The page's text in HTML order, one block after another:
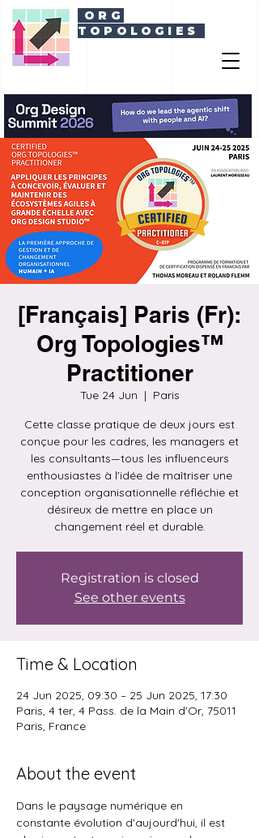
ORG
TOPOLOGIES
[Français] Paris (Fr):
Org Topologies™
Practitioner
Tue 24 Jun
  |
Paris
Cette classe pratique de deux jours est
conçue pour les cadres, les managers et
les consultants—tous les influenceurs
enthousiastes à l'idée de maîtriser une
conception organisationnelle réfléchie et
désireux de mettre en place un
changement réel et durable.
Registration is closed
See other events
Time & Location
24 Jun 2025, 09:30 – 25 Jun 2025, 17:30
Paris, 4 ter, 4 Pass. de la Main d'Or, 75011
Paris, France
About the event
Dans le paysage numérique en
constante évolution d'aujourd'hui, il est